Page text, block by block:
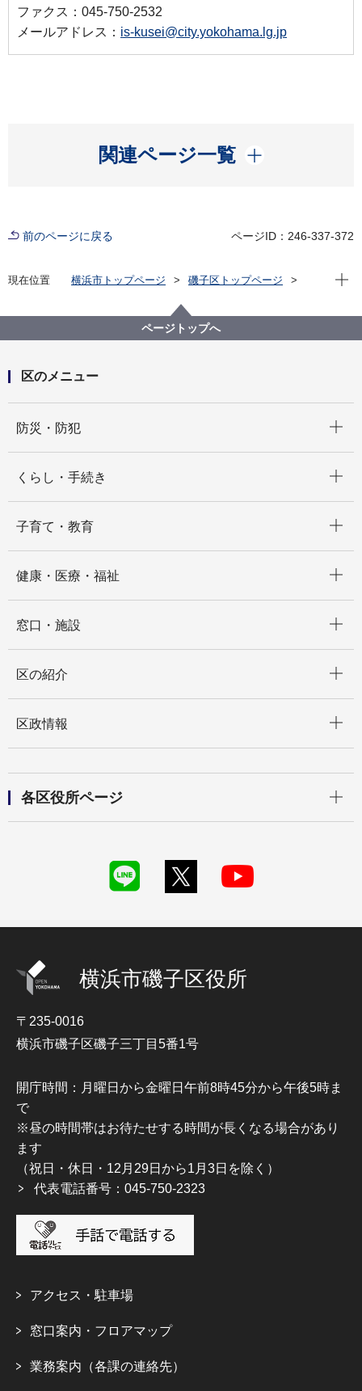
ファクス：045-750-2532
メールアドレス： is-kusei@city.yokohama.lg.jp
関連ページ一覧
開く
前のページに戻る ページID：246-337-372
現在位置 横浜市トップページ
磯子区トップページ
ISOGOフォトニュース
いそごこどもエコフェスタ2024を開催しました！
現在
ページトップへ
区のメニュー
防災・防犯
くらし・手続き
子育て・教育
健康・医療・福祉
窓口・施設
区の紹介
区政情報
各区役所ページ
横浜市磯子区役所
〒235-0016
横浜市磯子区磯子三丁目5番1号
開庁時間：月曜日から金曜日午前8時45分から午後5時ま
で
※昼の時間帯はお待たせする時間が長くなる場合があり
ます
（祝日・休日・12月29日から1月3日を除く）
代表電話番号：045-750-2323
アクセス・駐車場
窓口案内・フロアマップ
業務案内（各課の連絡先）